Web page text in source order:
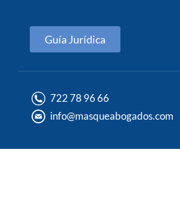
Guía Jurídica
722 78 96 66
info@masqueabogados.com